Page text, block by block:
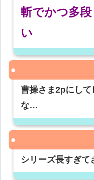
斬でかつ多
い
曹操さま2pにし
な…
シリーズ長すぎて